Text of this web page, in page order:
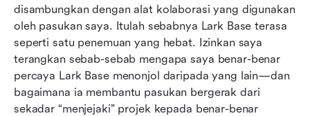
disambungkan dengan alat kolaborasi yang digunakan
oleh pasukan saya. Itulah sebabnya Lark Base terasa
seperti satu penemuan yang hebat. Izinkan saya
terangkan sebab-sebab mengapa saya benar-benar
percaya Lark Base menonjol daripada yang lain—dan
bagaimana ia membantu pasukan bergerak dari
sekadar “menjejaki” projek kepada benar-benar